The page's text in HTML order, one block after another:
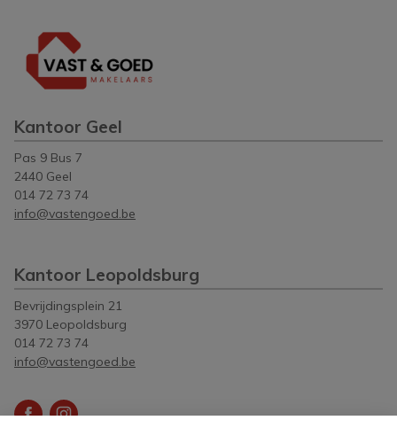
Kantoor Geel
Pas 9 Bus 7
2440 Geel
014 72 73 74
info@vastengoed.be
Kantoor Leopoldsburg
Bevrijdingsplein 21
3970 Leopoldsburg
014 72 73 74
info@vastengoed.be